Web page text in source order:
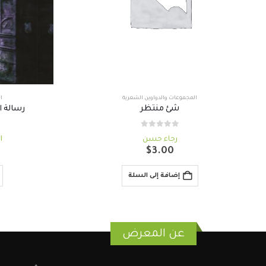
المجموعات والدواوين الشعرية
شئ منتظر
رجاء حسن
$3.00
إضافة إلى السلة
رسالة
عن المعرض